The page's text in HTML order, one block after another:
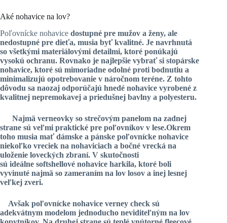
Aké nohavice na lov?
Poľovnícke nohavice dostupné pre mužov a ženy, ale
nedostupné pre dieťa, musia byť kvalitné. Je navrhnutá
so všetkými materiálovými detailmi, ktoré ponúkajú
vysokú ochranu. Rovnako je najlepšie vybrať si stopárske
nohavice, ktoré sú mimoriadne odolné proti bodnutiu a
minimalizujú opotrebovanie v náročnom teréne. Z tohto
dôvodu sa naozaj odporúčajú hnedé nohavice vyrobené z
kvalitnej nepremokavej a priedušnej bavlny a polyesteru.
Najmä verneovky so strečovým panelom na zadnej
strane sú veľmi praktické pre poľovníkov v lese.Okrem
toho musia mať dámske a pánske poľovnícke nohavice
niekoľko vreciek na nohaviciach a bočné vrecká na
uloženie loveckých zbraní. V skutočnosti
sú ideálne softshellové nohavice harkila, ktoré boli
vyvinuté najmä so zameraním na lov losov a inej lesnej
veľkej zveri.
Avšak poľovnícke nohavice verney check sú
adekvátnym modelom jednoducho neviditeľným na lov